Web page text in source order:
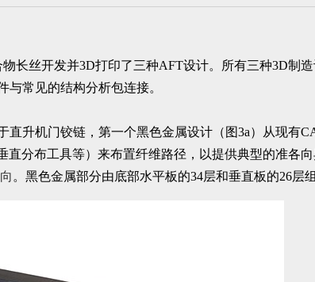
长丝开发并3D打印了三种AFT设计。所有三种3D制
常见的结构分析包连接。
升机门铰链，第一个黑色金属设计（图3a）从现有
分布工具等）来布置纤维路径，以提供典型的准各向
。黑色金属部分由底部水平板的34层和垂直板的26层